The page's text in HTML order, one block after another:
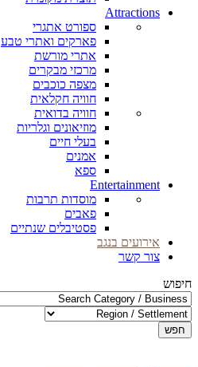
Attractions
ספורט אתגרי
פארקים ואתרי טבע
אתרי מורשת
מרכזי מבקרים
מצפה כוכבים
חוויה חקלאית
חוויה בדואית
מוזיאונים וגלריות
בעלי חיים
אמנים
ספא
Entertainment
מוסדות תרבות
פאבים
פסטיבלים שנתיים
אירועים בנגב
צור קשר
חיפוש
חפש